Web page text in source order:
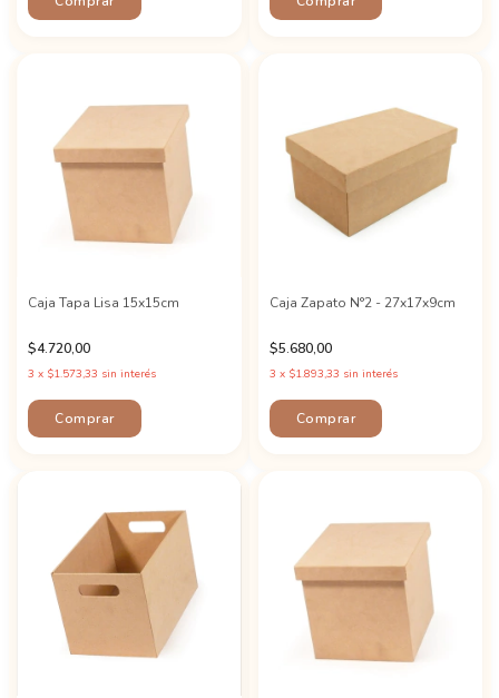
Caja Tapa Lisa 15x15cm
$4.720,00
3 x $1.573,33 sin interés
Caja Zapato N°2 - 27x17x9cm
$5.680,00
3 x $1.893,33 sin interés